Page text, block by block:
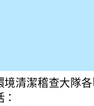
明光源電
境清潔稽查大隊